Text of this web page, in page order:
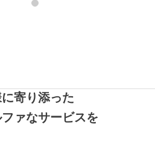
寄り添った
ァなサービスを